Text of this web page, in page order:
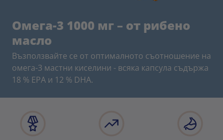
Омега-3 1000 мг – от рибено
масло
Възползвайте се от оптималното съотношение на
омега-3 мастни киселини - всяка капсула съдържа
18 % EPA и 12 % DHA.